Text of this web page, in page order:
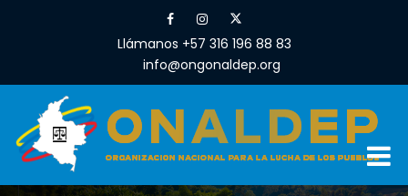
Llámanos +57 316 196 88 83
info@ongonaldep.org